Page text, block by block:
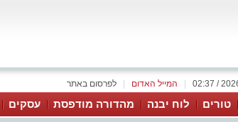
לפרסום באתר המייל האדום
טורים לוח יבנה מהדורה מודפסת עסקים